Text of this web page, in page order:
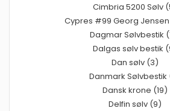
Cimbria 5200 Sølv
Cypres #99 Georg
Dagmar Sølvbestik
Dalgas sølv bestik
Dan sølv (3)
Danmark Sølvbestik
Dansk krone (19)
Delfin sølv (9)